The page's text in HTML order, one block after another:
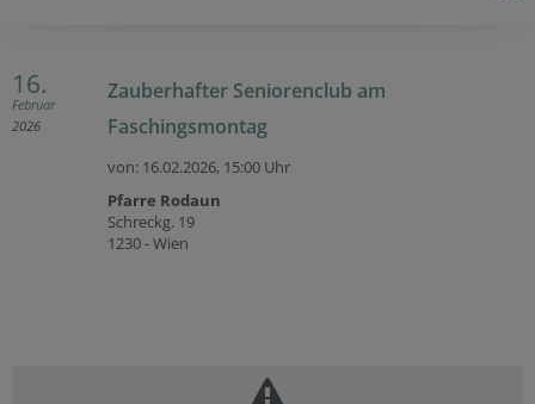
16.
Februar
2026
Zauberhafter Seniorenclub am
Faschingsmontag
von: 16.02.2026, 15:00 Uhr
Pfarre Rodaun
Schreckg. 19
1230 - Wien